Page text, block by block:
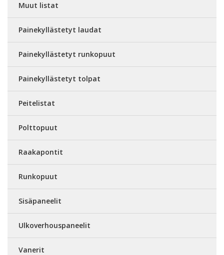
Muut listat
Painekyllästetyt laudat
Painekyllästetyt runkopuut
Painekyllästetyt tolpat
Peitelistat
Polttopuut
Raakapontit
Runkopuut
Sisäpaneelit
Ulkoverhouspaneelit
Vanerit